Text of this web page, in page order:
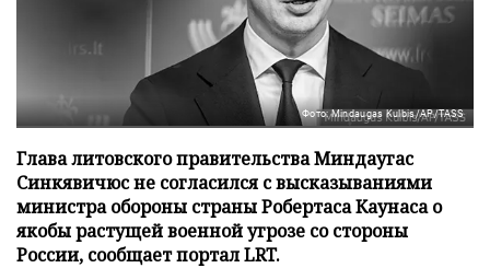
Фото: Mindaugas Kulbis/AP/TASS
Глава литовского правительства Миндаугас
Синкявичюс не согласился с высказываниями
министра обороны страны Робертаса Каунаса о
якобы растущей военной угрозе со стороны
России, сообщает портал LRT.